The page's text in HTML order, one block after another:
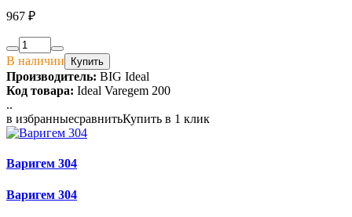
967 ₽
В наличии Купить
Производитель: BIG Ideal
Код товара: Ideal Varegem 200
..
в избранныесравнитьКупить в 1 клик
Варигем 304
Варигем 304